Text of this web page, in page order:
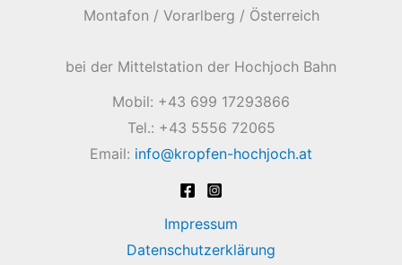
Montafon / Vorarlberg / Österreich
bei der Mittelstation der Hochjoch Bahn
Mobil: +43 699 17293866
Tel.: +43 5556 72065
Email: info@kropfen-hochjoch.at
Impressum
Datenschutzerklärung